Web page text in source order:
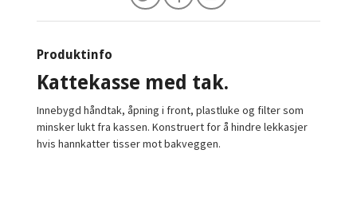
Produktinfo
Kattekasse med tak.
Innebygd håndtak, åpning i front, plastluke og filter som
minsker lukt fra kassen. Konstruert for å hindre lekkasjer
hvis hannkatter tisser mot bakveggen.